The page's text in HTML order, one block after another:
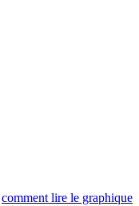
comment lire le graphique